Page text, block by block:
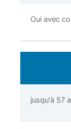
Oui avec
jusqu'à 57